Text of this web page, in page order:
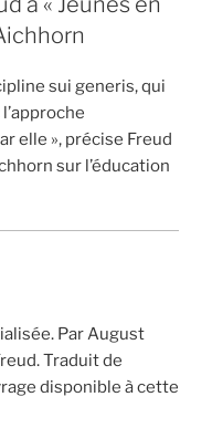
sui generis, qui
elle », précise Freud
sur l’éducation
Par August
Traduit de
disponible à cette